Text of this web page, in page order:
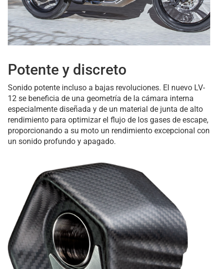
Potente y discreto
Sonido potente incluso a bajas revoluciones. El nuevo LV-
12 se beneficia de una geometría de la cámara interna
especialmente diseñada y de un material de junta de alto
rendimiento para optimizar el flujo de los gases de escape,
proporcionando a su moto un rendimiento excepcional con
un sonido profundo y apagado.